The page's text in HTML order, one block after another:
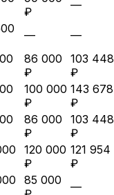
₽
—
— —
86 000
₽
103 448
₽
100 000
₽
143 678
₽
86 000
₽
103 448
₽
120 000
₽
121 954
₽
85 000
—